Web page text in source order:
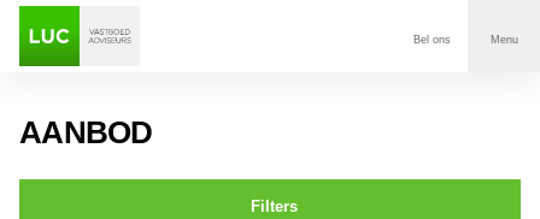
Bel ons Menu
AANBOD
Filters